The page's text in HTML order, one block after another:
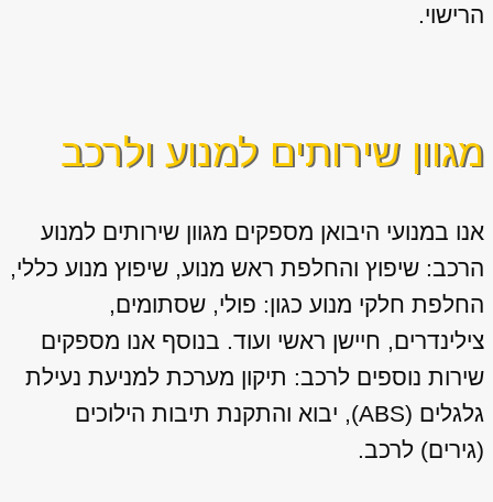
הרישוי.
מגוון שירותים למנוע ולרכב
אנו במנועי היבואן מספקים מגוון שירותים למנוע
הרכב: שיפוץ והחלפת ראש מנוע, שיפוץ מנוע כללי,
החלפת חלקי מנוע כגון: פולי, שסתומים,
צילינדרים, חיישן ראשי ועוד. בנוסף אנו מספקים
שירות נוספים לרכב: תיקון מערכת למניעת נעילת
גלגלים (ABS), יבוא והתקנת תיבות הילוכים
(גירים) לרכב.